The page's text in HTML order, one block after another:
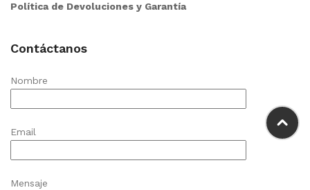
Política de Devoluciones y Garantía
Contáctanos
Nombre
Email
Mensaje